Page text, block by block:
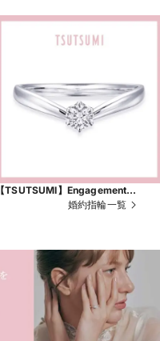
【TSUTSUMI】Engagement
婚約指輪一覧